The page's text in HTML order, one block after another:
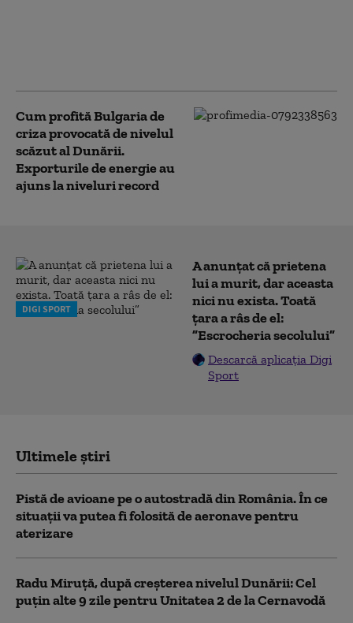
Cum profită Bulgaria de
criza provocată de nivelul
scăzut al Dunării.
Exporturile de energie au
ajuns la niveluri record
DIGI SPORT
A anunțat că prietena
lui a murit, dar aceasta
nici nu exista. Toată
țara a râs de el:
”Escrocheria secolului”
Descarcă aplicația Digi
Sport
Ultimele știri
Pistă de avioane pe o autostradă din România. În ce
situații va putea fi folosită de aeronave pentru
aterizare
Radu Miruță, după creșterea nivelul Dunării: Cel
puțin alte 9 zile pentru Unitatea 2 de la Cernavodă